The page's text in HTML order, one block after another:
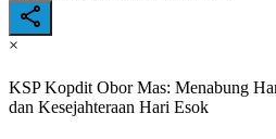
×
KSP Kopdit Obor Mas: Menabung
dan Kesejahteraan Hari Esok